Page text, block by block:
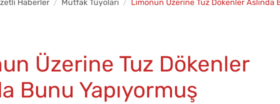
Haberler Mutfak Tüyoları Limonun Üzerine Tuz Dökenler Aslında
Üzerine Tuz Dökenler
Bunu Yapıyormuş